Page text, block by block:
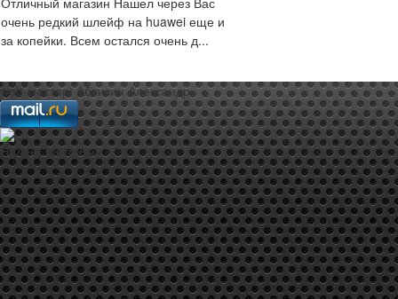
очень редкий шлейф на huawei еще и
за копейки. Всем остался очень д...
web-мастер:Аблизин Александр